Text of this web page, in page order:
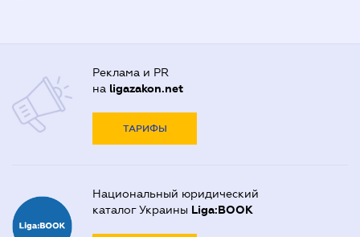
Реклама и PR
на ligazakon.net
ТАРИФЫ
Национальный юридический
каталог Украины Liga:BOOK